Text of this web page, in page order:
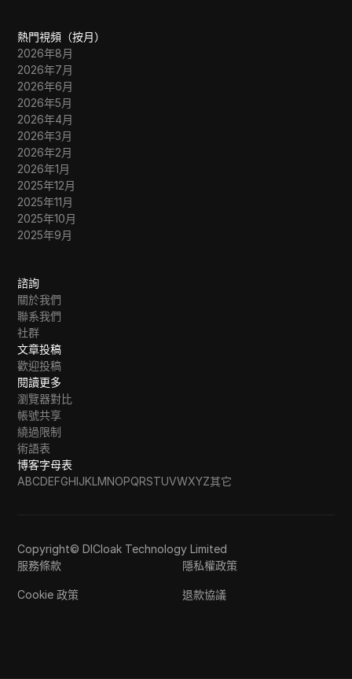
熱門視頻（按月）
2026年8月
2026年7月
2026年6月
2026年5月
2026年4月
2026年3月
2026年2月
2026年1月
2025年12月
2025年11月
2025年10月
2025年9月
諮詢
關於我們
聯系我們
社群
文章投稿
歡迎投稿
閱讀更多
瀏覽器對比
帳號共享
繞過限制
術語表
博客字母表
ABCDEFGHIJKLMNOPQRSTUVWXYZ其它
Copyright© DICloak Technology Limited
服務條款
隱私權政策
Cookie 政策 退款協議